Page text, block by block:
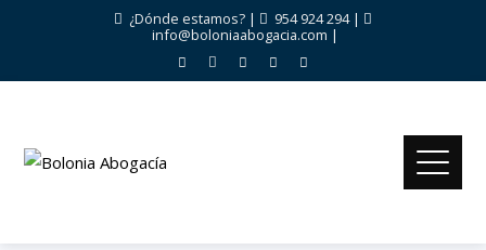
¿Dónde estamos? | 954 924 294|
info@boloniaabogacia.com |